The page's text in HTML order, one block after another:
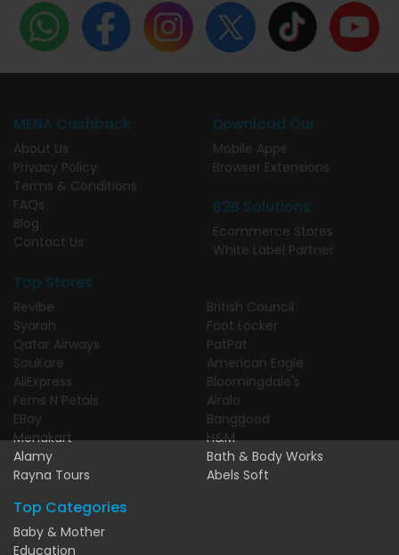
MENA Cashback
About Us
Privacy Policy
Terms & Conditions
FAQs
Blog
Contact Us
Download Our
Mobile Apps
Browser Extensions
B2B Solutions
Ecommerce Stores
White Label Partner
Top Stores
Revibe
Syarah
Qatar Airways
SouKare
AliExpress
Ferns N Petals
EBay
Menakart
Alamy
Rayna Tours
British Council
Foot Locker
PatPat
American Eagle
Bloomingdale's
Airalo
Banggood
H&M
Bath & Body Works
Abels Soft
Top Categories
Baby & Mother
Education